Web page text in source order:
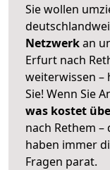
Sie wollen
Netzwerkan
Erfurt nach
weiterwissen –
Sie! Wenn Sie
was kostet
nach Rethem
haben immer
Fragen parat.